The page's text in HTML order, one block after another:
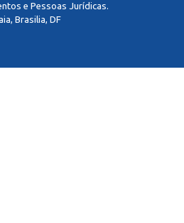
e Pessoas Jurídicas.
Brasilia, DF